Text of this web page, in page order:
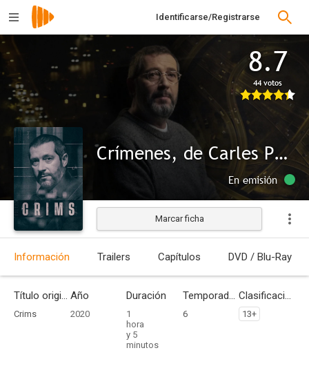
Identificarse/Registrarse
8.7
44 votos
Crímenes, de Carles Porta
En emisión
Marcar ficha
Información Trailers Capítulos DVD / Blu-Ray
Título original
Crims
Año
2020
Duración
1
hora
y 5
minutos
Temporadas
6
Clasificación por edades
13+